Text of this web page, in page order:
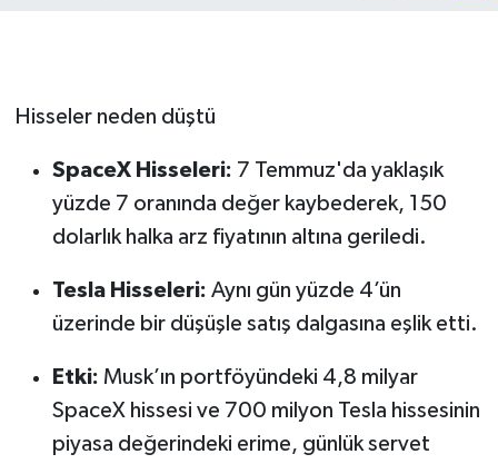
Hisseler neden düştü
SpaceX Hisseleri: 7 Temmuz'da yaklaşık
yüzde 7 oranında değer kaybederek, 150
dolarlık halka arz fiyatının altına geriledi.
Tesla Hisseleri: Aynı gün yüzde 4’ün
üzerinde bir düşüşle satış dalgasına eşlik etti.
Etki: Musk’ın portföyündeki 4,8 milyar
SpaceX hissesi ve 700 milyon Tesla hissesinin
piyasa değerindeki erime, günlük servet